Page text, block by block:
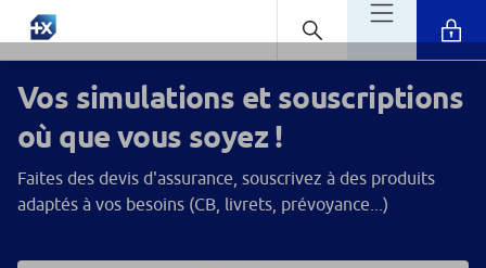
Vos simulations et souscriptions
où que vous soyez !
Faites des devis d'assurance, souscrivez à des produits
adaptés à vos besoins (CB, livrets, prévoyance...)